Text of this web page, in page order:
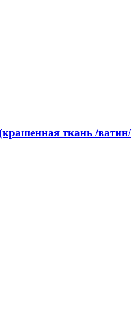
ткань /ватин/